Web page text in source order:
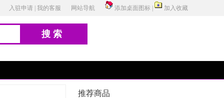
入驻申请 我的客服 网站导航 添加桌面图标 加入收藏
搜索
推荐商品